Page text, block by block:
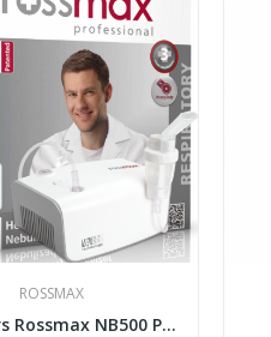
ROSSMAX
Inhalators Rossmax NB500 Pro